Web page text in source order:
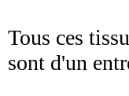
Tous ces
sont d'un